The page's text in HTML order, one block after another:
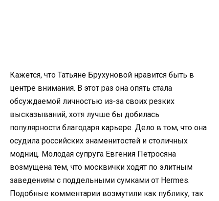
Кажется, что Татьяне Брухуновой нравится быть в
центре внимания. В этот раз она опять стала
обсуждаемой личностью из-за своих резких
высказываний, хотя лучше бы добилась
популярности благодаря карьере. Дело в том, что она
осудила российских знаменитостей и столичных
модниц. Молодая супруга Евгения Петросяна
возмущена тем, что москвички ходят по элитным
заведениям с поддельными сумками от Hermes.
Подобные комментарии возмутили как публику, так